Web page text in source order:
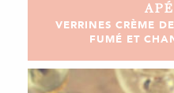
VERRINES CRÈME
FUMÉ ET